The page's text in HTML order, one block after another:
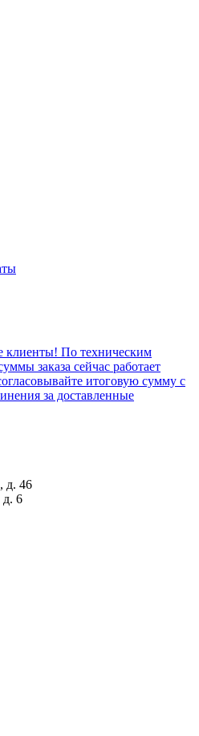
клиенты! По техническим
заказа сейчас работает
итоговую сумму с
за доставленные
д. 46
д. 6